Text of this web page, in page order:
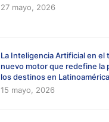
27 mayo, 2026
La Inteligencia Artificial en el
nuevo motor que redefine la
los destinos en Latinoamérica
15 mayo, 2026